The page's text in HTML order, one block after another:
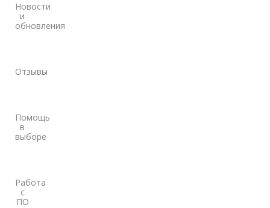
Новости
и
обновления
Отзывы
Помощь
в
выборе
Работа
с
ПО